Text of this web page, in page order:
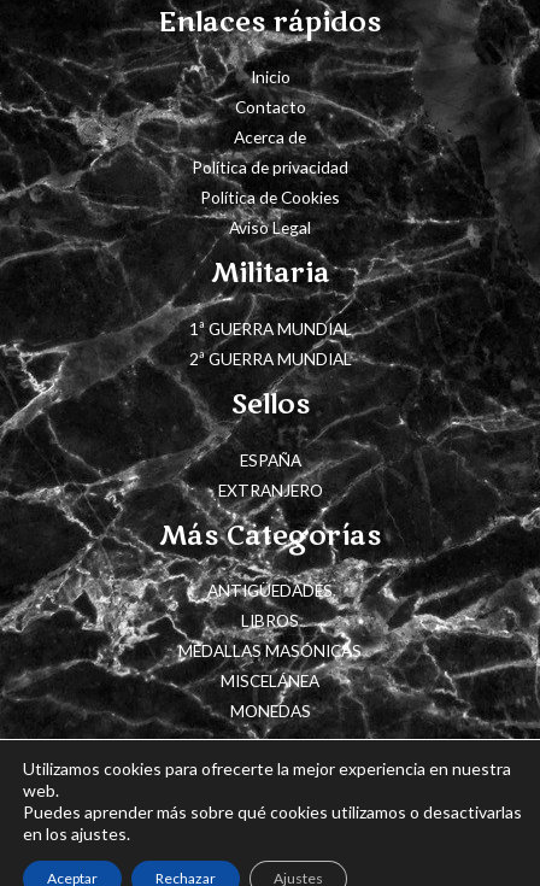
Enlaces rápidos
Inicio
Contacto
Acerca de
Política de privacidad
Política de Cookies
Aviso Legal
Militaria
1ª GUERRA MUNDIAL
2ª GUERRA MUNDIAL
Sellos
ESPAÑA
EXTRANJERO
Más Categorías
ANTIGÜEDADES
LIBROS
MEDALLAS MASÓNICAS
MISCELÁNEA
MONEDAS
Powered by Cajón de Historia
Utilizamos cookies para ofrecerte la mejor experiencia en nuestra
web.
Puedes aprender más sobre qué cookies utilizamos o desactivarlas
en los ajustes.
Aceptar Rechazar Ajustes